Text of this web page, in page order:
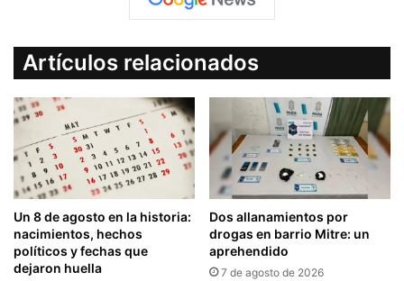
Artículos relacionados
Un 8 de agosto en la historia:
nacimientos, hechos
políticos y fechas que
dejaron huella
Dos allanamientos por
drogas en barrio Mitre: un
aprehendido
7 de agosto de 2026